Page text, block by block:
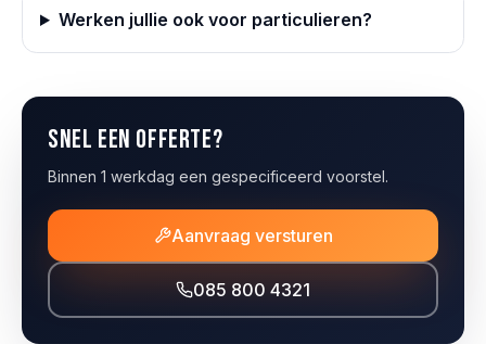
Werken jullie ook voor particulieren?
Snel een offerte?
Binnen 1 werkdag een gespecificeerd voorstel.
Aanvraag versturen
085 800 4321